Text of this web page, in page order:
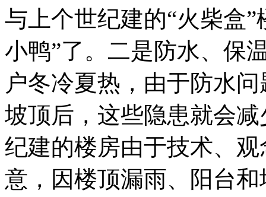
与上个世纪建的“火柴盒
小鸭”了。二是防水、保
户冬冷夏热，由于防水
坡顶后，这些隐患就会
纪建的楼房由于技术、
意，因楼顶漏雨、阳台